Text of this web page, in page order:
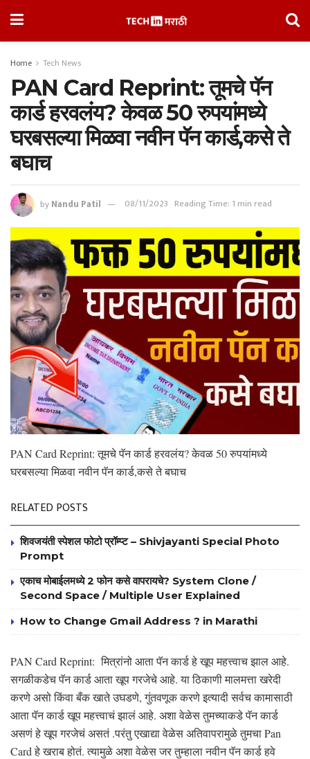
Home Tech News
PAN Card Reprint: तूमचे पॅन
कार्ड हरवलंय? केवळ 50 रुपयांमध्ये
घरबसल्या मिळवा नवीन पॅन कार्ड,कसे ते
बघाच
byNandu Patil 08/11/2023 Reading Time: 1 min read
PAN Card Reprint: तूमचे पॅन कार्ड हरवलंय? केवळ 50 रुपयांमध्ये
घरबसल्या मिळवा नवीन पॅन कार्ड,कसे ते बघाच
RELATED POSTS
शिवजयंती स्पेशल फोटो प्रॉम्प्ट – Shivjayanti Special Photo
Prompt
एकाच मोबाईलमध्ये 2 फोन कसे वापरायचे? System Clone /
Second Space / Multiple User Explained
How to Change Gmail Address ? in Marathi
PAN Card Reprint: मित्रांनो आता पॅन कार्ड हे खूप महत्त्वाच झाल आहे.
सगळीकडेच पॅन कार्ड आता खूप गरजेचे आहे. या ठिकाणी मालमत्ता खरेदी
करणे असो किंवा बँक खाते उघडणे, गुंतवणूक करणे इत्यादी सर्वच कामासाठी
आता पॅन कार्ड खूप महत्त्वाचं झालं आहे. अशा वेळेस तुमच्याकडे पॅन कार्ड
असणं हे खूप गरजेचं असतं .परंतु एखाद्या वेळेस अतिवापरामुळे तुमचा Pan
Card हे खराब होतं. त्यामुळे अशा वेळेस जर तुम्हाला नवीन पॅन कार्ड हवे